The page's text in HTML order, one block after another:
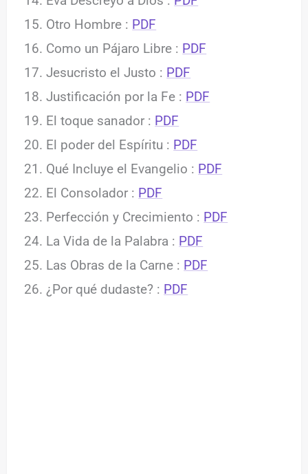
Otro Hombre : PDF
Como un Pájaro Libre : PDF
Jesucristo el Justo : PDF
Justificación por la Fe : PDF
El toque sanador : PDF
El poder del Espíritu : PDF
Qué Incluye el Evangelio : PDF
El Consolador : PDF
Perfección y Crecimiento : PDF
La Vida de la Palabra : PDF
Las Obras de la Carne : PDF
¿Por qué dudaste? : PDF